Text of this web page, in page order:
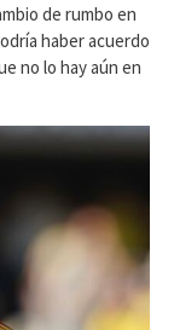
de rumbo en
haber acuerdo
no lo hay aún en